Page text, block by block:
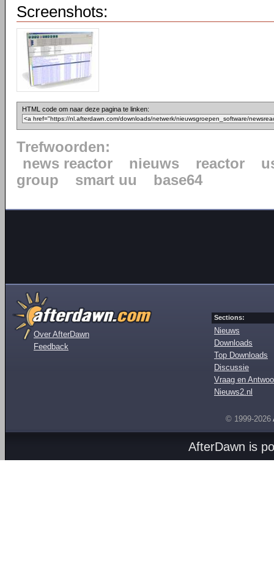
Screenshots:
HTML code om naar deze pagina te linken:
Trefwoorden:
news reactor
nieuws reactor
group
smart uu base64
Over AfterDawn
Feedback
Sections:
Nieuws
Downloads
Top Downloads
Discussie
Vraag en
Nieuws2.nl
© 1999-2026
AfterDawn is